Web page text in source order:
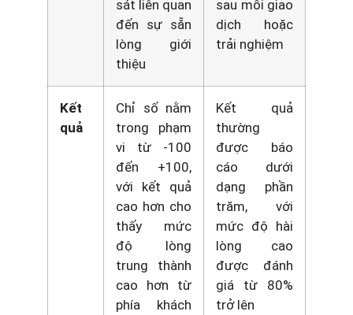
sát liên quan
đến sự sẵn
lòng giới
thiệu
sau mỗi giao
dịch hoặc
trải nghiệm
Kết
quả
Chỉ số nằm
trong phạm
vi từ -100
đến +100,
với kết quả
cao hơn cho
thấy mức
độ lòng
trung thành
cao hơn từ
phía khách
Kết quả
thường
được báo
cáo dưới
dạng phần
trăm, với
mức độ hài
lòng cao
được đánh
giá từ 80%
trở lên